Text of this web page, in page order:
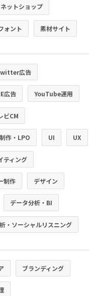
ットショップ
ォント 素材サイト
広告
広告 YouTube運用
ビCM
作・LPO UI UX
ティング
制作 デザイン
データ分析・BI
・ソーシャルリスニング
ブランディング